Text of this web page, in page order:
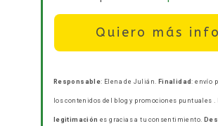
Quiero más info
Responsable: Elena de Julián. Finalidad: envío
los contenidos del blog y promociones puntuales .
legitimación es gracias a tu consentimiento.